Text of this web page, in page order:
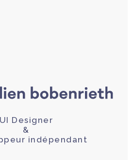
UI Designer
&
indépendant